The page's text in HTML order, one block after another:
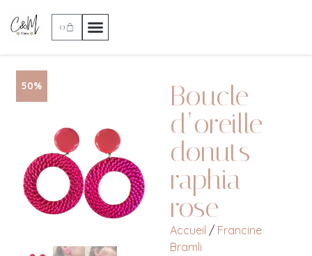
0
50%
Boucle
d’oreille
donuts
raphia
rose
Accueil / Francine
Bramli